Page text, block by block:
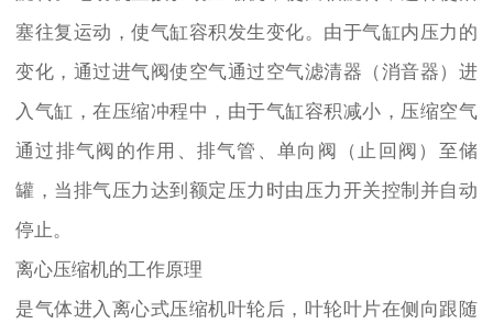
塞往复运动，使气缸容积发生变化。由于气缸内压力的
变化，通过进气阀使空气通过空气滤清器（消音器）进
入气缸，在压缩冲程中，由于气缸容积减小，压缩空气
通过排气阀的作用、排气管、单向阀（止回阀）至储
罐，当排气压力达到额定压力时由压力开关控制并自动
停止。
离心压缩机的工作原理
是气体进入离心式压缩机叶轮后，叶轮叶片在侧向跟随